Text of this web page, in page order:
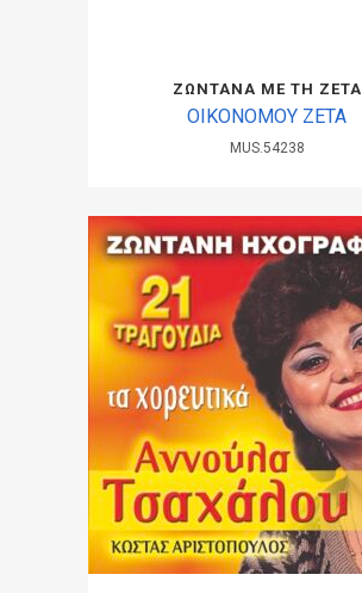
ΖΩΝΤΑΝΑ ΜΕ ΤΗ ΖΕΤΑ
ΟΙΚΟΝΟΜΟΥ ΖΕΤΑ
MUS.54238